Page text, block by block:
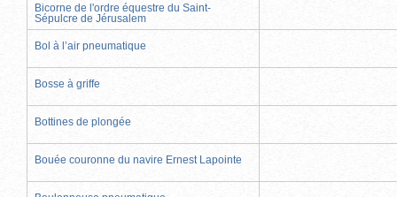
Bicorne de l'ordre équestre du Saint-
Sépulcre de Jérusalem
Bol à l’air pneumatique
Bosse à griffe
Bottines de plongée
Bouée couronne du navire Ernest Lapointe